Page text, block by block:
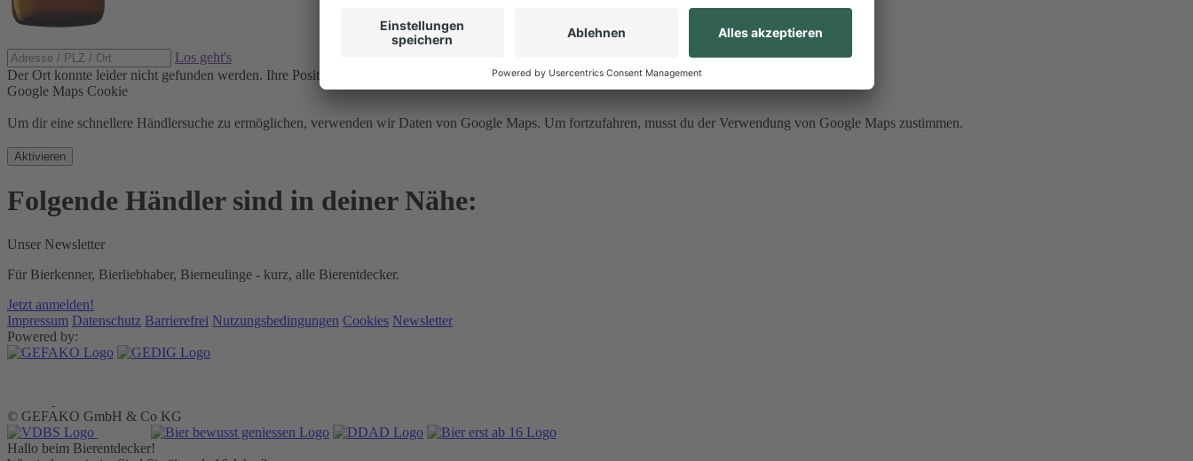
Los geht's
Der Ort konnte leider nicht gefunden werden. Ihre Position konnte nicht ermittelt werden.
Google Maps Cookie
Um dir eine schnellere Händlersuche zu ermöglichen, verwenden wir Daten von Google Maps. Um fortzufahren, musst du der Verwendung von Google Maps zustimmen.
Aktivieren
Folgende Händler sind in deiner Nähe:
Unser Newsletter
Für Bierkenner, Bierliebhaber, Bierneulinge - kurz, alle Bierentdecker.
Jetzt anmelden!
Impressum Datenschutz Barrierefrei Nutzungsbedingungen Cookies Newsletter
Powered by:
© GEFAKO GmbH & Co KG
Hallo beim Bierentdecker!